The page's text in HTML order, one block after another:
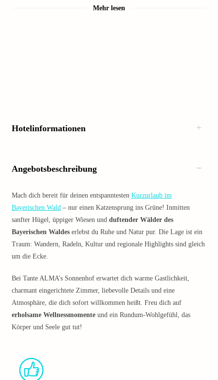
Mehr lesen
Hotelinformationen
Angebotsbeschreibung
Mach dich bereit für deinen entspanntesten Kurzurlaub im
Bayerischen Wald – nur einen Katzensprung ins Grüne! Inmitten
sanfter Hügel, üppiger Wiesen und duftender Wälder des
Bayerischen Waldes erlebst du Ruhe und Natur pur. Die Lage ist ein
Traum: Wandern, Radeln, Kultur und regionale Highlights sind gleich
um die Ecke.
Bei Tante ALMA’s Sonnenhof erwartet dich warme Gastlichkeit,
charmant eingerichtete Zimmer, liebevolle Details und eine
Atmosphäre, die dich sofort willkommen heißt. Freu dich auf
erholsame Wellnessmomente und ein Rundum-Wohlgefühl, das
Körper und Seele gut tut!